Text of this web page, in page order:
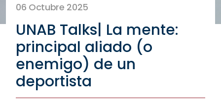
06 Octubre 2025
UNAB Talks| La mente:
principal aliado (o
enemigo) de un
deportista